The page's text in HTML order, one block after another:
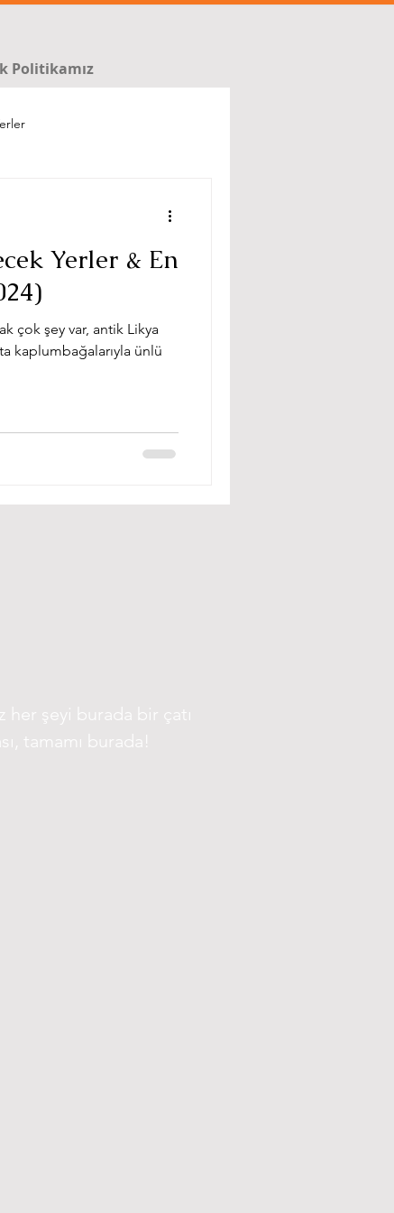
Politikamız
Yerler & En
çok şey var, antik Likya
kaplumbağalarıyla ünlü
her şeyi burada bir çatı
tamamı burada!